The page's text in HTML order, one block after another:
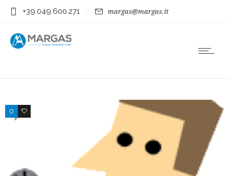
+39.049.600.271 margas@margas.it
0 0